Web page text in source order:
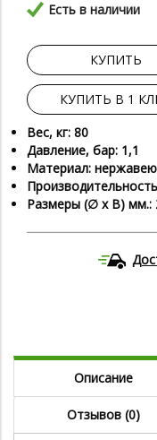
Есть в наличии
КУПИТЬ
КУПИТЬ В 1
Вес, кг: 80
Давление, бар: 1,1
Материал:
Размеры (∅ х В) мм.:
Описание
Отзывов (0)